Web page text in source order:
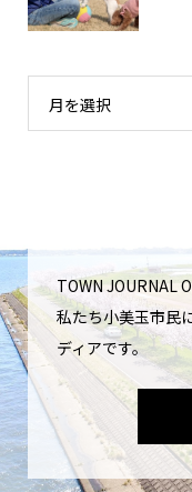
月を選択
TOWN JOURNAL
私たち小美玉市民
ディアです。